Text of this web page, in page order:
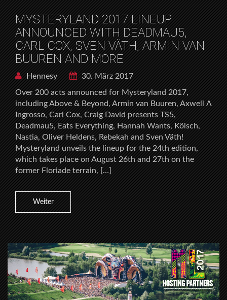
MYSTERYLAND 2017 LINEUP
ANNOUNCED WITH DEADMAU5,
CARL COX, SVEN VÄTH, ARMIN VAN
BUUREN AND MORE
Hennesy
30. März 2017
Over 200 acts announced for Mysteryland 2017,
including Above & Beyond, Armin van Buuren, Axwell Λ
Ingrosso, Carl Cox, Craig David presents TS5,
Deadmau5, Eats Everything, Hannah Wants, Kölsch,
Nastia, Oliver Heldens, Rebekah and Sven Väth!
Mysteryland unveils the lineup for the 24th edition,
which takes place on August 26th and 27th on the
former Floriade terrain, […]
Weiter